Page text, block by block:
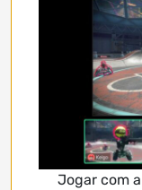
Jogar com